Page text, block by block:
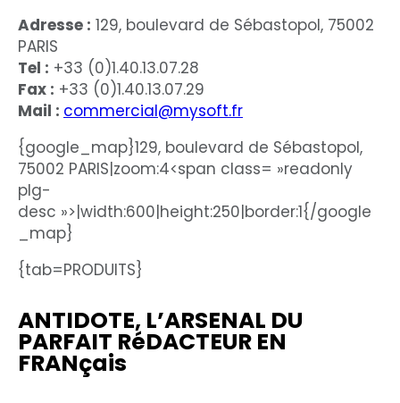
Adresse : 129, boulevard de Sébastopol, 75002
PARIS
Tel : +33 (0)1.40.13.07.28
Fax : +33 (0)1.40.13.07.29
Mail : commercial@mysoft.fr
{google_map}129, boulevard de Sébastopol,
75002 PARIS|zoom:4<span class= »readonly
plg-
desc »>|width:600|height:250|border:1{/google
_map}
{tab=PRODUITS}
ANTIDOTE, L’ARSENAL DU
PARFAIT RéDACTEUR EN
FRANçais